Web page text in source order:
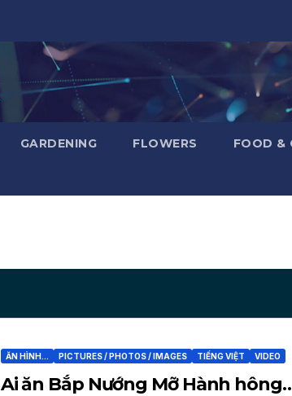
GARDENING FLOWERS FOOD &
ĂN HÌNH... PICTURES / PHOTOS / IMAGES TIẾNG VIỆT VIDEO
Ai ăn Bắp Nướng Mỡ Hành